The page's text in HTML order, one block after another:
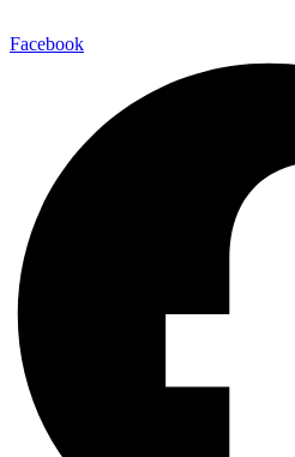
Facebook